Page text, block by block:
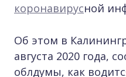
коронавирусной
Об этом в
августа 2020 года,
облдумы, как